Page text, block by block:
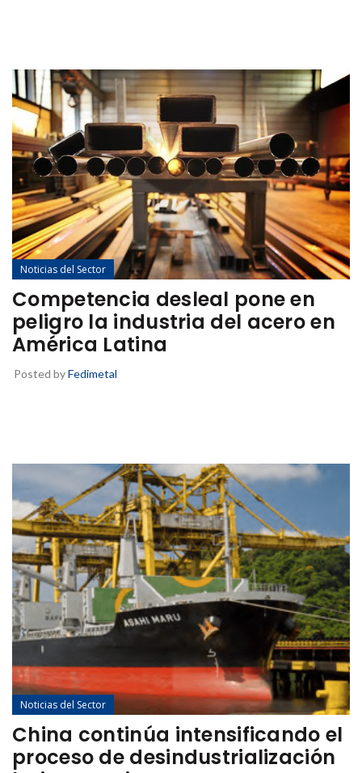
Noticias del Sector
Competencia desleal pone en
peligro la industria del acero en
América Latina
Posted byFedimetal
Noticias del Sector
China continúa intensificando el
proceso de desindustrialización